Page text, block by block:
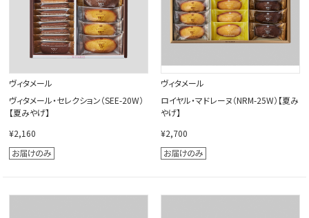
ヴィタメール
ヴィタメール・セレクション（SEE-20W）
【夏みやげ】
¥2,160
ヴィタメール
ロイヤル・マドレーヌ（NRM-25W）【夏み
やげ】
¥2,700